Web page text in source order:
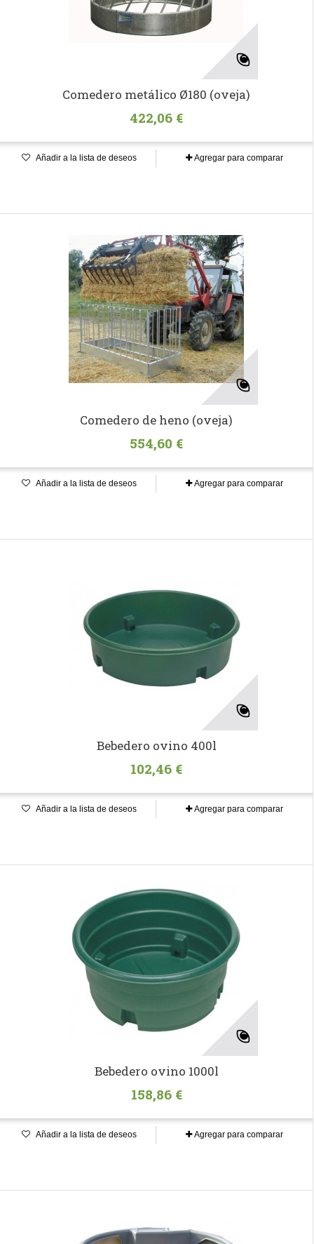
Comedero metálico Ø180 (oveja)
422,06 €
Añadir a la lista de deseos Agregar para comparar
Comedero de heno (oveja)
554,60 €
Añadir a la lista de deseos Agregar para comparar
Bebedero ovino 400l
102,46 €
Añadir a la lista de deseos Agregar para comparar
Bebedero ovino 1000l
158,86 €
Añadir a la lista de deseos Agregar para comparar